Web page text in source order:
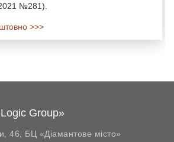
№281).
>>>
Group»
46, БЦ «Діамантове місто»